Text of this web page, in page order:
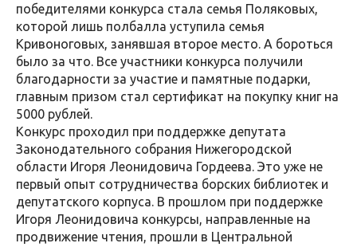
победителями конкурса стала семья Поляковых,
которой лишь полбалла уступила семья
Кривоноговых, занявшая второе место. А бороться
было за что. Все участники конкурса получили
благодарности за участие и памятные подарки,
главным призом стал сертификат на покупку книг на
5000 рублей.
Конкурс проходил при поддержке депутата
Законодательного собрания Нижегородской
области Игоря Леонидовича Гордеева. Это уже не
первый опыт сотрудничества борских библиотек и
депутатского корпуса. В прошлом при поддержке
Игоря Леонидовича конкурсы, направленные на
продвижение чтения, прошли в Центральной